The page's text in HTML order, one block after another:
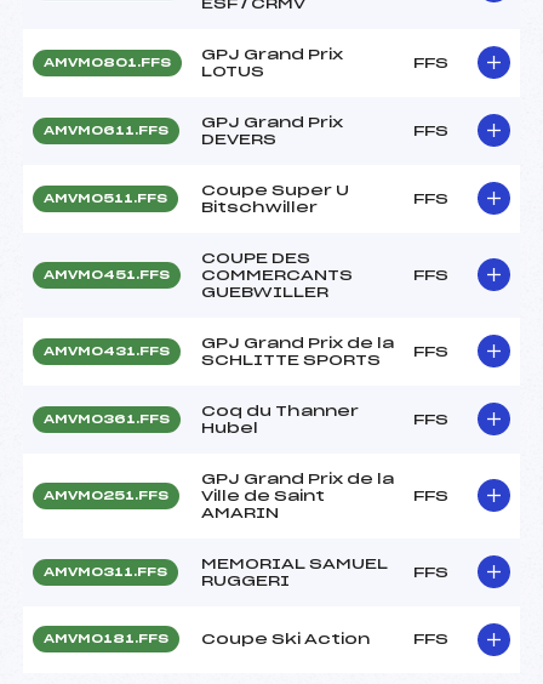
ESF / CRMV
AMVM0801.FFS
GPJ Grand Prix
LOTUS
FFS
AMVM0611.FFS
GPJ Grand Prix
DEVERS
FFS
AMVM0511.FFS
Coupe Super U
Bitschwiller
FFS
AMVM0451.FFS
COUPE DES
COMMERCANTS
GUEBWILLER
FFS
AMVM0431.FFS
GPJ Grand Prix de la
SCHLITTE SPORTS
FFS
AMVM0361.FFS
Coq du Thanner
Hubel
FFS
AMVM0251.FFS
GPJ Grand Prix de la
Ville de Saint
AMARIN
FFS
AMVM0311.FFS
MEMORIAL SAMUEL
RUGGERI
FFS
AMVM0181.FFS Coupe Ski Action FFS